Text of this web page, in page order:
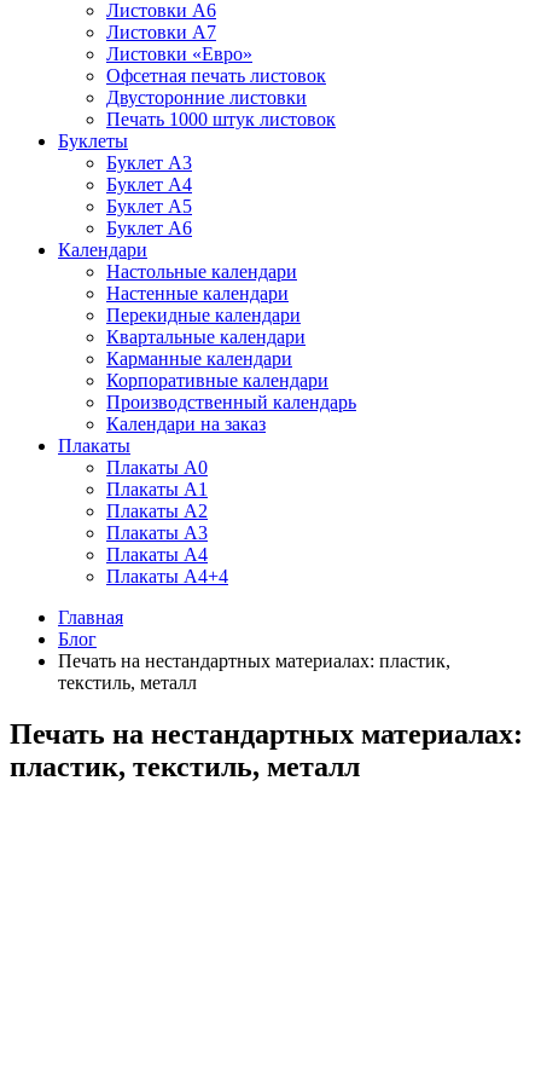
Листовки А6
Листовки А7
Листовки «Евро»
Офсетная печать листовок
Двусторонние листовки
Печать 1000 штук листовок
Буклеты
Буклет А3
Буклет А4
Буклет А5
Буклет А6
Календари
Настольные календари
Настенные календари
Перекидные календари
Квартальные календари
Карманные календари
Корпоративные календари
Производственный календарь
Календари на заказ
Плакаты
Плакаты А0
Плакаты А1
Плакаты А2
Плакаты А3
Плакаты А4
Плакаты А4+4
Главная
Блог
Печать на нестандартных материалах: пластик,
текстиль, металл
Печать на нестандартных материалах:
пластик, текстиль, металл